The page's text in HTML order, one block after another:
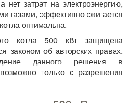
нет затрат на электроэнергию,
газами, эффективно сжигается
оптимальна.
котла 500 кВт защищена
законом об авторских правах.
данного решения в
возможно только с разрешения